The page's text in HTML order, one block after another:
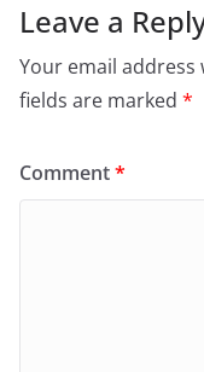
Leave a
Your email
fields are marked *
Comment*